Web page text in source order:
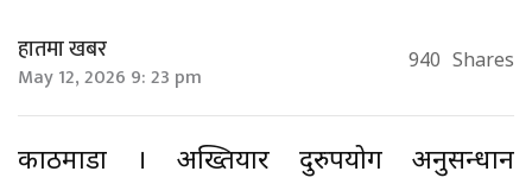
हातमा खबर
May 12, 2026 9: 23 pm 940 Shares
काठमाडौँ । अख्तियार दुरुपयोग अनुसन्धान